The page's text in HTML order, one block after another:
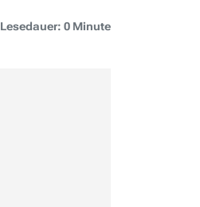
Lesedauer: 0 Minute